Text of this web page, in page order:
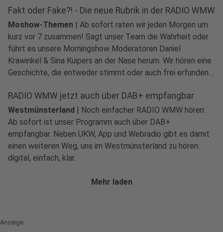
Fakt oder Fake?! - Die neue Rubrik in der RADIO WMW
Moshow-Themen | Ab sofort raten wir jeden Morgen um
kurz vor 7 zusammen! Sagt unser Team die Wahrheit oder
führt es unsere Morningshow Moderatoren Daniel
Krawinkel & Sina Kuipers an der Nase herum. Wir hören eine
Geschichte, die entweder stimmt oder auch frei erfunden
RADIO WMW jetzt auch über DAB+ empfangbar
Westmünsterland | Noch einfacher RADIO WMW hören:
Ab sofort ist unser Programm auch über DAB+
empfangbar. Neben UKW, App und Webradio gibt es damit
einen weiteren Weg, uns im Westmünsterland zu hören:
digital, einfach, klar.
Mehr laden
Anzeige